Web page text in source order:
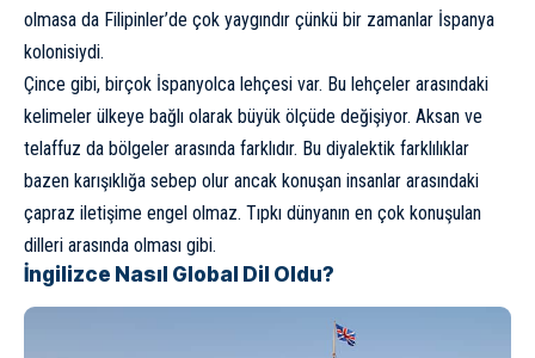
olmasa da Filipinler’de çok yaygındır çünkü bir zamanlar İspanya
kolonisiydi.
Çince gibi, birçok İspanyolca lehçesi var. Bu lehçeler arasındaki
kelimeler ülkeye bağlı olarak büyük ölçüde değişiyor. Aksan ve
telaffuz da bölgeler arasında farklıdır. Bu diyalektik farklılıklar
bazen karışıklığa sebep olur ancak konuşan insanlar arasındaki
çapraz iletişime engel olmaz. Tıpkı dünyanın en çok konuşulan
dilleri arasında olması gibi.
İngilizce Nasıl Global Dil Oldu?